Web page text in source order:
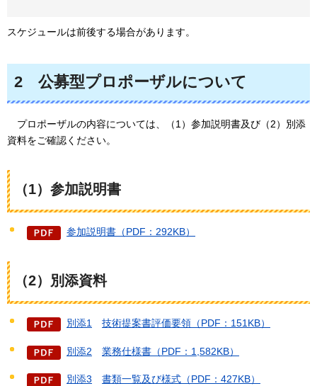
スケジュールは前後する場合があります。
2 公募型プロポーザルについて
プロポーザルの内容については、（1）参加説明書及び（2）別添
資料をご確認ください。
（1）参加説明書
参加説明書（PDF：292KB）
（2）別添資料
別添1 技術提案書評価要領 （PDF：151KB）
別添2 業務仕様書 （PDF：1,582KB）
別添3 書類一覧及び様式 （PDF：427KB）